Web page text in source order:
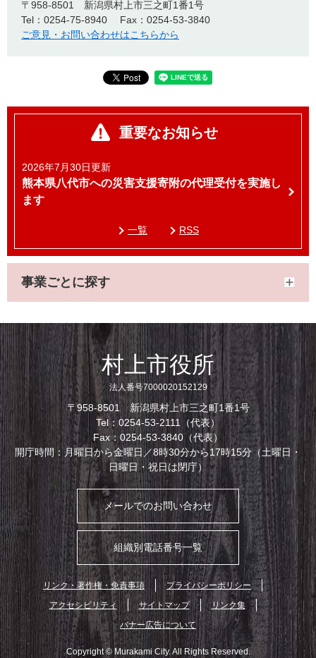
〒958-8501
新潟県村上市三之町1番1号
Tel：0254-75-8940
Fax：0254-53-3840
ご意見・お問い合わせはこちらから
重要なお知らせ
2026年7月30日更新
熊本県八代市への災害支援寄附の代理受付を実施し
ます
一覧 RSS
事業ごとに探す
村上市役所
法人番号7000020152129
〒958-8501 新潟県村上市三之町1番1号
Tel：0254-53-2111（代表）
Fax：0254-53-3840（代表）
開庁時間：月曜日から金曜日／8時30分から17時15分（土曜日・
日曜日・祝日は閉庁）
メールでのお問い合わせ
組織別電話番号一覧
リンク・著作権・免責事項
プライバシーポリシー
アクセシビリティ
サイトマップ
リンク集
バナー広告について
Copyright © Murakami City. All Rights Reserved.